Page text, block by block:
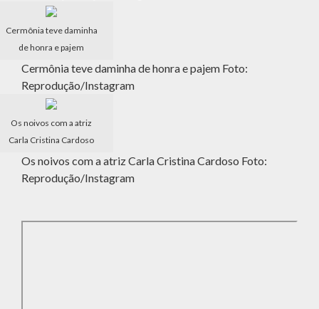
Cermônia teve daminha
de honra e pajem
Cermônia teve daminha de honra e pajem Foto:
Reprodução/Instagram
Os noivos com a atriz
Carla Cristina Cardoso
Os noivos com a atriz Carla Cristina Cardoso Foto:
Reprodução/Instagram